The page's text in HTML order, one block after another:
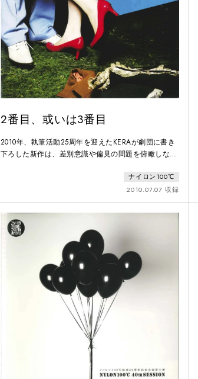
2番目、或いは3番目
2010年、執筆活動25周年を迎えたKERAが劇団に書き
下ろした新作は、差別意識や偏見の問題を俯瞰しなが
る、そんな物語。その朝、廃墟と化したその街に辿り
着いた五人の男女（三宅弘樹・峯村リエ・小出恵介・
緒川たまき・マギー）。何が起こったのかはわからな
い。大地震なのか、それとも戦争なのか──。救助隊
を自認する彼らが暮らしてきた街も同様の状況らしい
が、「この
ナイロン100℃
2010.07.07 収録